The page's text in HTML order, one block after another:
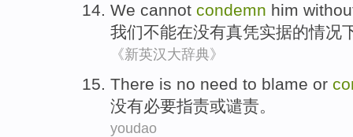
We cannot condemn him
我们不能在没有真凭实据的情况
《新英汉大辞典》
There is no need to blame or
没有必要指责或谴责。
youdao